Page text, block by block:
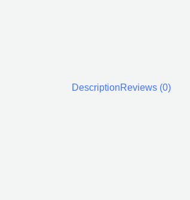
DescriptionReviews (0)